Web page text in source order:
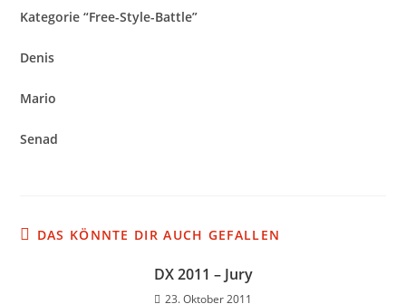
Kategorie “Free-Style-Battle”
Denis
Mario
Senad
DAS KÖNNTE DIR AUCH GEFALLEN
DX 2011 – Jury
23. Oktober 2011